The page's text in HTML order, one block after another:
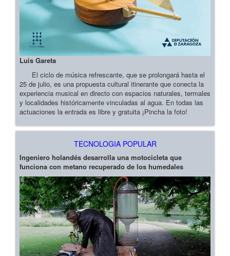
Luis Gareta
El ciclo de música refrescante, que se prolongará hasta el
25 de julio, es una propuesta cultural itinerante que conecta la
experiencia musical en directo con espacios naturales, termales
y localidades históricamente vinculadas al agua. En todas las
actuaciones la entrada es libre y gratuita ¡Pincha la foto!
TECNOLOGIA POPULAR
Ingeniero holandés desarrolla una motocicleta que
funciona con metano recuperado de los humedales